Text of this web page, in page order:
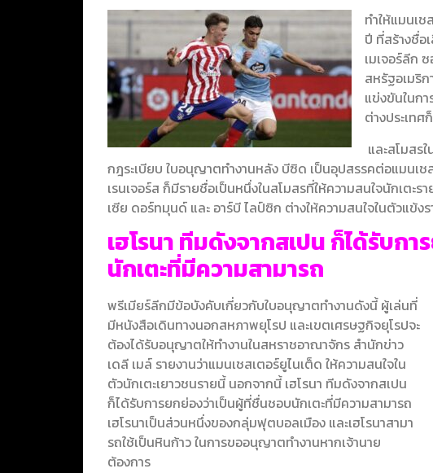
ทำให้แมนเ
ปี ที่สร้างชื่อ
เมเจอร์ลีก
สหรัฐอเมริ
แข่งขันในก
ต่างประเท
และสโมสร
กฎระเบียบ ใบอนุญาตทํางานหลัง บีซิด เป็นอุปสรรคต่อแมนเ
เรนเจอร์ส ก็มีรายชื่อเป็นหนึ่งในสโมสรที่ให้ความสนใจนักเตะร
เซีย ดอร์ทมุนด์ และ อาร์บี ไลป์ซิก ต่างให้ความสนใจในตัวแข้ง
เฮโรนา ทีมดังจากสเปน ก็ได้รับก
นักเตะที่มีความสามารถ
พรีเมียร์ลีกมีข้อบังคับเกี่ยวกับใบอนุญาตทำงานดังนี้ ผู้เล่นที่
มีหนังสือเดินทางนอกสหภาพยุโรป และเขตเศรษฐกิจยุโรปจะ
ต้องได้รับอนุญาตให้ทำงานในสหราชอาณาจักร สำนักข่าว
เดลี เมล์ รายงานว่าแมนเชสเตอร์ยูไนเต็ด ให้ความสนใจใน
ตัวนักเตะเยาวชนรายนี้ นอกจากนี้ เฮโรนา ทีมดังจากสเปน
ก็ได้รับการยกย่องว่าเป็นผู้ที่ชื่นชอบนักเตะที่มีความสามารถ
เฮโรนาเป็นส่วนหนึ่งของกลุ่มฟุตบอลเมือง และเฮโรนาสามา
รถใช้เป็นหินก้าว ในการขออนุญาตทํางานหากเจ้านาย
ต้องการ